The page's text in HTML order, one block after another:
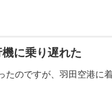
に乗り遅れた
たのですが、羽田空港に